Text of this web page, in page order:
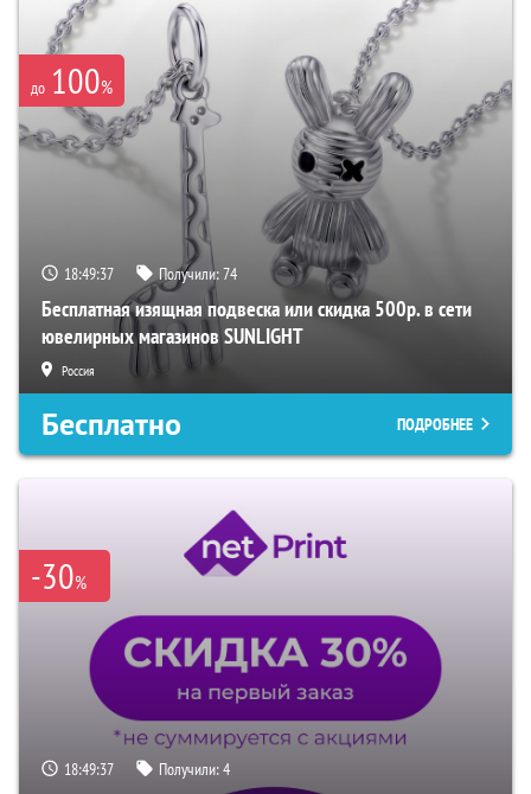
до 100%
18:49:36 Получили:74
Бесплатная изящная подвеска или скидка 500р. в сети
ювелирных магазинов SUNLIGHT
Россия
Бесплатно ПОДРОБНЕЕ
-30%
18:49:36 Получили:4